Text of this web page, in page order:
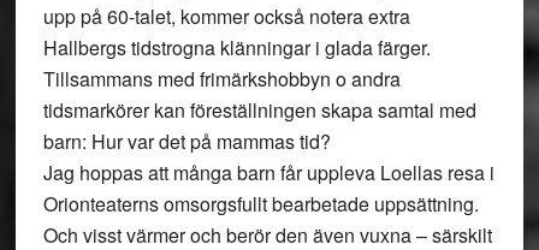
upp på 60-talet, kommer också notera extra
Hallbergs tidstrogna klänningar i glada färger.
Tillsammans med frimärkshobbyn o andra
tidsmarkörer kan föreställningen skapa samtal med
barn: Hur var det på mammas tid?
Jag hoppas att många barn får uppleva Loellas resa i
Orionteaterns omsorgsfullt bearbetade uppsättning.
Och visst värmer och berör den även vuxna – särskilt